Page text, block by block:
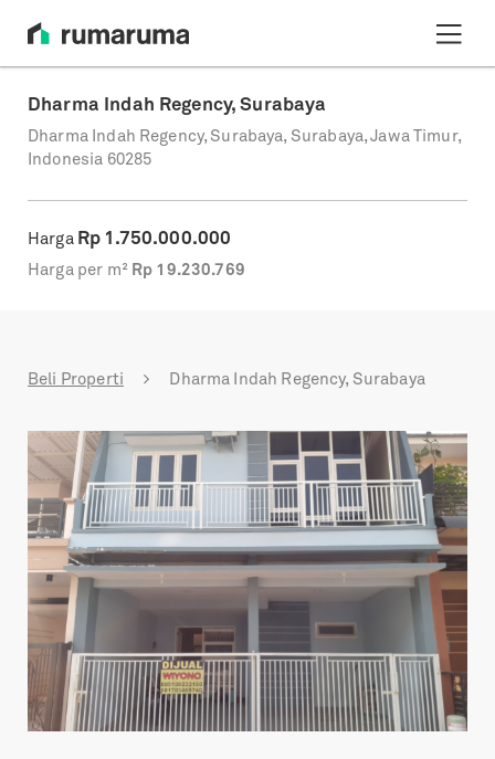
Dharma Indah Regency, Surabaya
Dharma Indah Regency, Surabaya, Surabaya, Jawa Timur,
Indonesia 60285
Harga Rp 1.750.000.000
Harga per m² Rp 19.230.769
Beli Properti Dharma Indah Regency, Surabaya